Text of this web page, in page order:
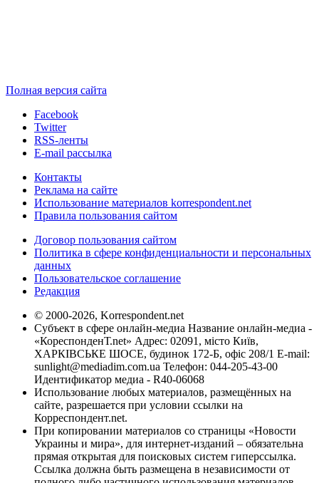
Полная версия сайта
Facebook
Twitter
RSS-ленты
E-mail рассылка
Контакты
Реклама на сайте
Использование материалов korrespondent.net
Правила пользования сайтом
Договор пользования сайтом
Политика в сфере конфиденциальности и персональных
данных
Пользовательское соглашение
Редакция
© 2000-2026, Korrespondent.net
Субъект в сфере онлайн-медиа Название онлайн-медиа -
«КореспонденТ.net» Адрес: 02091, місто Київ,
ХАРКІВСЬКЕ ШОСЕ, будинок 172-Б, офіс 208/1 E-mail:
sunlight@mediadim.com.ua Телефон: 044-205-43-00
Идентификатор медиа - R40-06068
Использование любых материалов, размещённых на
сайте, разрешается при условии ссылки на
Корреспондент.net.
При копировании материалов со страницы «Новости
Украины и мира», для интернет-изданий – обязательна
прямая открытая для поисковых систем гиперссылка.
Ссылка должна быть размещена в независимости от